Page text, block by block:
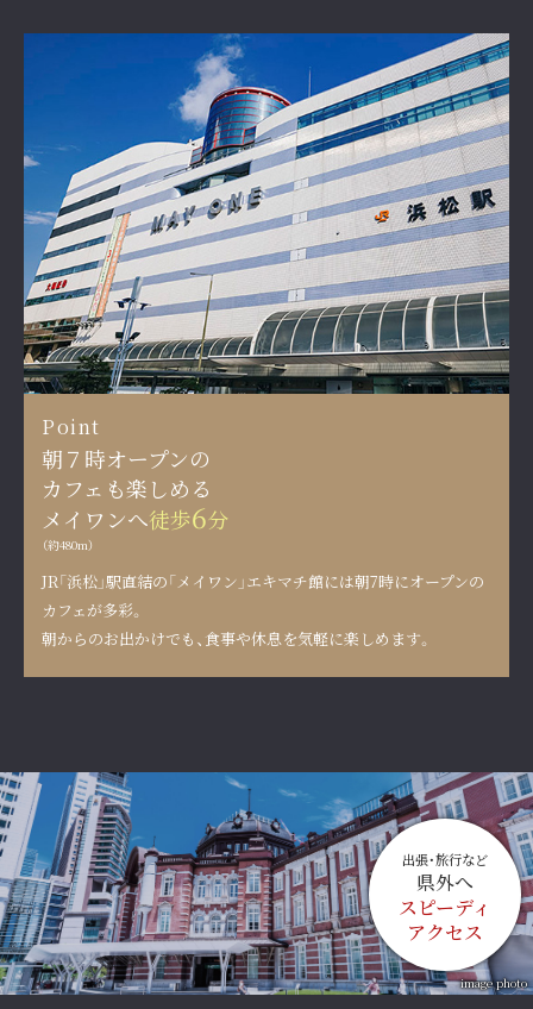
Point
朝７時オープンの
カフェも楽しめる
メイワンへ徒歩6分
（約480m）
JR「浜松」駅直結の「メイワン」エキマチ館には朝7時にオープンの
カフェが多彩。
朝からのお出かけでも、食事や休息を気軽に楽しめます。
image photo
出張・旅行など
県外へ
スピーディ
アクセス